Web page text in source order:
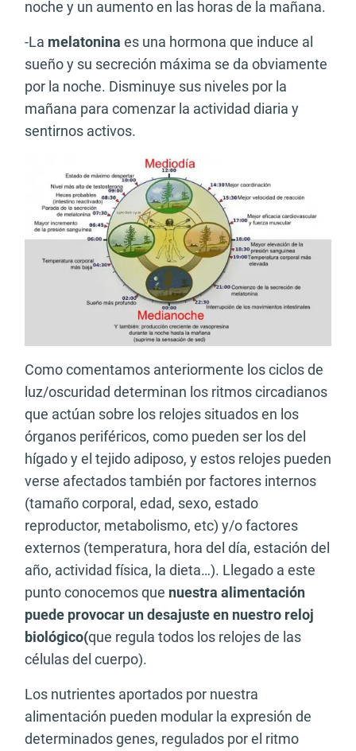
noche y un aumento en las horas de la mañana.
-La melatonina es una hormona que induce al
sueño y su secreción máxima se da obviamente
por la noche. Disminuye sus niveles por la
mañana para comenzar la actividad diaria y
sentirnos activos.
Como comentamos anteriormente los ciclos de
luz/oscuridad determinan los ritmos circadianos
que actúan sobre los relojes situados en los
órganos periféricos, como pueden ser los del
hígado y el tejido adiposo, y estos relojes pueden
verse afectados también por factores internos
(tamaño corporal, edad, sexo, estado
reproductor, metabolismo, etc) y/o factores
externos (temperatura, hora del día, estación del
año, actividad física, la dieta…). Llegado a este
punto conocemos que nuestra alimentación
puede provocar un desajusteen nuestro reloj
biológico(que regula todos los relojes de las
células del cuerpo).
Los nutrientes aportados por nuestra
alimentación pueden modular la expresión de
determinados genes, regulados por el ritmo